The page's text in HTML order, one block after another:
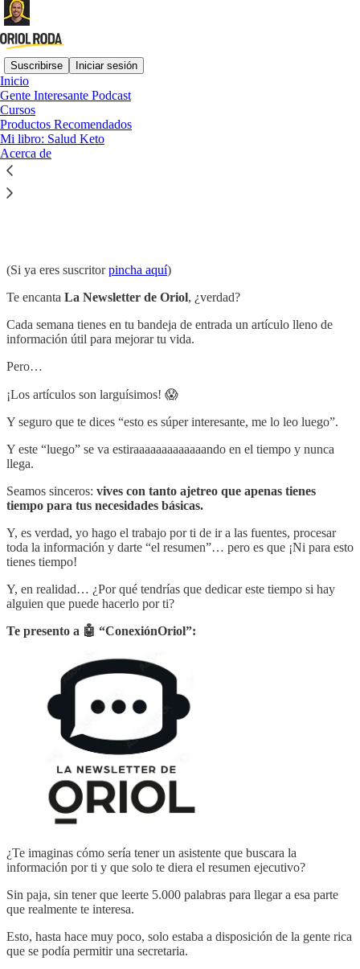
Suscribirse Iniciar sesión
Inicio
Gente Interesante Podcast
Cursos
Productos Recomendados
Mi libro: Salud Keto
Acerca de
Lee sin distracciones en Substack
ConexiónOriol: la IA de La Newsletter de
Oriol
(Si ya eres suscritorpincha aquí)
Te encanta La Newsletter de Oriol, ¿verdad?
Cada semana tienes en tu bandeja de entrada un artículo lleno de
información útil para mejorar tu vida.
Pero…
¡Los artículos son larguísimos! 😱
Y seguro que te dices “esto es súper interesante, me lo leo luego”.
Y este “luego” se va estiraaaaaaaaaaaaando en el tiempo y nunca
llega.
Seamos sinceros: vives con tanto ajetreo que apenas tienes
tiempo para tus necesidades básicas.
Y, es verdad, yo hago el trabajo por ti de ir a las fuentes, procesar
toda la información y darte “el resumen”… pero es que ¡Ni para esto
tienes tiempo!
Y, en realidad… ¿Por qué tendrías que dedicar este tiempo si hay
alguien que puede hacerlo por ti?
Te presento a 🤖 “ConexiónOriol”:
¿Te imaginas cómo sería tener un asistente que buscara la
información por ti y que solo te diera el resumen ejecutivo?
Sin paja, sin tener que leerte 5.000 palabras para llegar a esa parte
que realmente te interesa.
Esto, hasta hace muy poco, solo estaba a disposición de la gente rica
que se podía permitir una secretaria.